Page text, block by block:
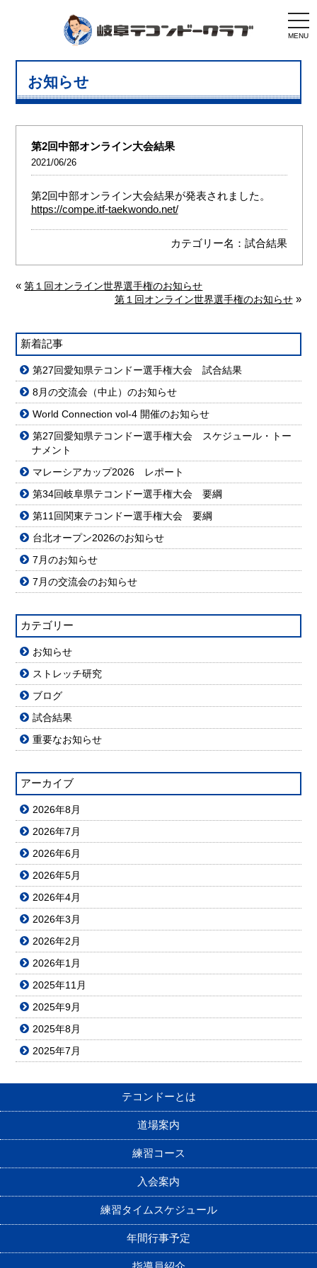
MENU
お知らせ
第2回中部オンライン大会結果
2021/06/26
第2回中部オンライン大会結果が発表されました。
https://compe.itf-taekwondo.net/
カテゴリー名：試合結果
«第１回オンライン世界選手権のお知らせ
第１回オンライン世界選手権のお知らせ»
新着記事
第27回愛知県テコンドー選手権大会 試合結果
8月の交流会（中止）のお知らせ
World Connection vol-4 開催のお知らせ
第27回愛知県テコンドー選手権大会 スケジュール・トー
ナメント
マレーシアカップ2026 レポート
第34回岐阜県テコンドー選手権大会 要綱
第11回関東テコンドー選手権大会 要綱
台北オープン2026のお知らせ
7月のお知らせ
7月の交流会のお知らせ
カテゴリー
お知らせ
ストレッチ研究
ブログ
試合結果
重要なお知らせ
アーカイブ
2026年8月
2026年7月
2026年6月
2026年5月
2026年4月
2026年3月
2026年2月
2026年1月
2025年11月
2025年9月
2025年8月
2025年7月
テコンドーとは
道場案内
練習コース
入会案内
練習タイムスケジュール
年間行事予定